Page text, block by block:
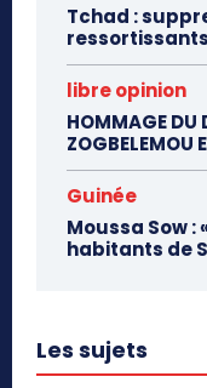
Tchad :
libre opinion
HOMMAGE DU
ZOGBELEMOU
Guinée
Moussa Sow :
habitants de
Les sujets